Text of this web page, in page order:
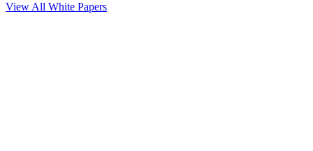
View All White Papers